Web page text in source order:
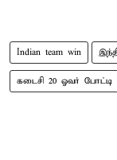
Indian team win
கடைசி 20 ஓவர் போட்டி